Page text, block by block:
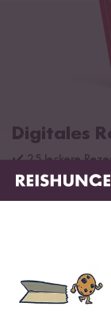
Digitales
✔️ 25 leckere
✔️ Von Sushi über